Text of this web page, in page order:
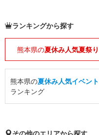
ランキングから探す
熊本県の夏休み人気夏祭り
熊本県の夏休み人気イベント
ランキング
その他のエリアから探す